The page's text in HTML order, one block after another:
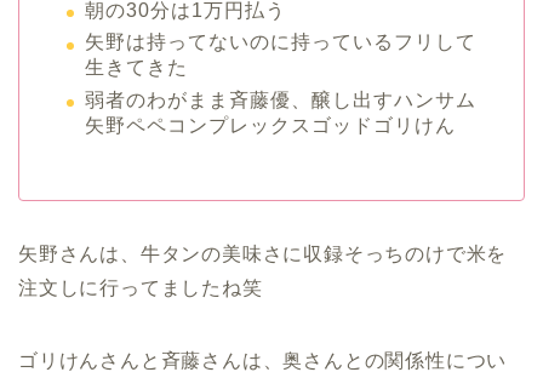
朝の30分は1万円払う
矢野は持ってないのに持っているフリして
生きてきた
弱者のわがまま斉藤優、醸し出すハンサム
矢野ペペコンプレックスゴッドゴリけん
矢野さんは、牛タンの美味さに収録そっちのけで米を
注文しに行ってましたね笑
ゴリけんさんと斉藤さんは、奥さんとの関係性につい